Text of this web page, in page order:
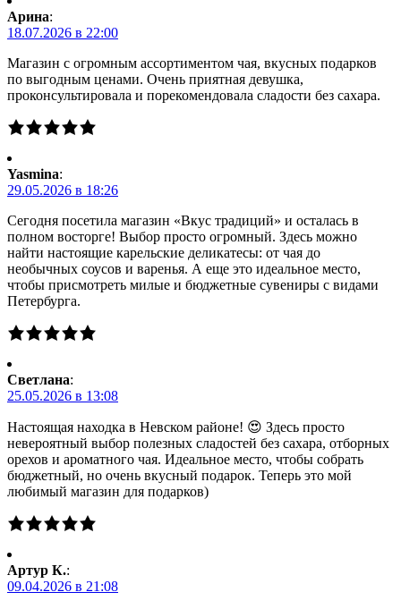
Арина:
18.07.2026 в 22:00
Магазин с огромным ассортиментом чая, вкусных подарков
по выгодным ценами. Очень приятная девушка,
проконсультировала и порекомендовала сладости без сахара.
Yasmina:
29.05.2026 в 18:26
Сегодня посетила магазин «Вкус традиций» и осталась в
полном восторге! Выбор просто огромный. Здесь можно
найти настоящие карельские деликатесы: от чая до
необычных соусов и варенья. А еще это идеальное место,
чтобы присмотреть милые и бюджетные сувениры с видами
Петербурга.
Светлана:
25.05.2026 в 13:08
Настоящая находка в Невском районе! 😍 Здесь просто
невероятный выбор полезных сладостей без сахара, отборных
орехов и ароматного чая. Идеальное место, чтобы собрать
бюджетный, но очень вкусный подарок. Теперь это мой
любимый магазин для подарков)
Артур К.:
09.04.2026 в 21:08